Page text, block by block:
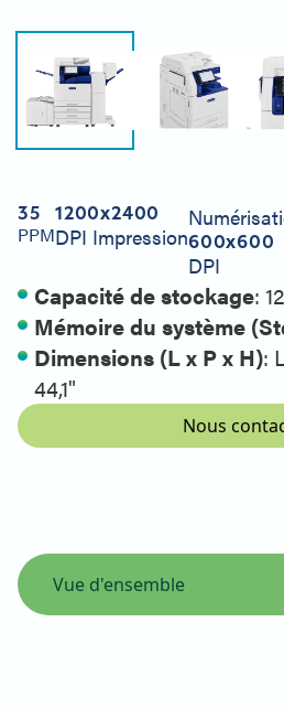
35
PPM
1200x2400
DPI Impression600x600
DPI
Capacité de stockage:
Mémoire du système
Dimensions (L x P x H):
44,1"
Nous
Vue d'ensemble